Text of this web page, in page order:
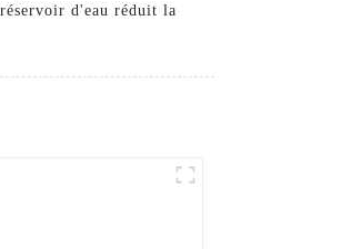
d'eau réduit la